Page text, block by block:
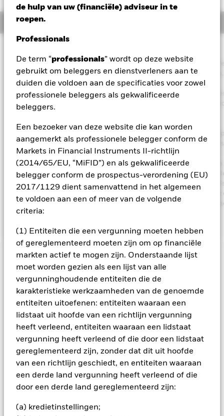
de hulp van uw (financiële) adviseur in te
roepen.
Professionals
De term “professionals” wordt op deze website
gebruikt om beleggers en dienstverleners aan te
duiden die voldoen aan de specificaties voor zowel
professionele beleggers als gekwalificeerde
beleggers.
Een bezoeker van deze website die kan worden
aangemerkt als professionele belegger conform de
Markets in Financial Instruments II-richtlijn
(2014/65/EU, “MiFID”) en als gekwalificeerde
belegger conform de prospectus-verordening (EU)
2017/1129 dient samenvattend in het algemeen
te voldoen aan een of meer van de volgende
criteria:
(1) Entiteiten die een vergunning moeten hebben
of gereglementeerd moeten zijn om op financiële
markten actief te mogen zijn. Onderstaande lijst
moet worden gezien als een lijst van alle
vergunninghoudende entiteiten die de
karakteristieke werkzaamheden van de genoemde
entiteiten uitoefenen: entiteiten waaraan een
lidstaat uit hoofde van een richtlijn vergunning
heeft verleend, entiteiten waaraan een lidstaat
vergunning heeft verleend of die door een lidstaat
gereglementeerd zijn, zonder dat dit uit hoofde
van een richtlijn geschiedt, en entiteiten waaraan
een derde land vergunning heeft verleend of die
door een derde land gereglementeerd zijn:
(a) kredietinstellingen;
Overzicht
Het Fonds streeft ernaar inkomsten uit uw belegging te
zonder afbreuk te doen aan de kapitaalopbouw op lange
een manier die verenigbaar is met de principes van duurzaam
beleggen en een beleggingsbeleid dat rekening houdt met
het vlak van milieu, maatschappij en governance (ESG). Het
vastrentende waarden. Hiertoe behoren obligaties en
geldmarktinstrumenten (d.w.z. schuldeffecten met een korte
Om bovengemiddelde inkomsten te verkrijgen, streeft het
gespreide bronnen van inkomsten via een verscheidenheid aan
dergelijke vastrentende overdraagbare effecten. De totale activa
het Fonds worden belegd in overeenstemming met zijn ESG-
zoals uiteengezet in het prospectus. Raadpleeg voor meer
de ESG-kenmerken het prospectus en de website van BlackRock
https://www.blackrock.com/corporate/literature/publication/
baseline-screens-in-europe-middleeast-and-africa.pdf
BELANGRIJKE GEGEVENS: Kapitaalrisico.
De waarde en
het rendement van beleggingen kunnen dalen en stijgen, en
zijn niet gegarandeerd. Beleggers verliezen mogelijk hun
oorspronkelijke inleg.
Kredietrisico, wijzigingen van rentevoeten en/of de
wanbetalingsquote van emittenten hebben een aanzienlijk
invloed op de prestaties van vastrentende effecten. Potentiële
of werkelijke verlagingen van de kredietrating kunnen het
risiconiveau verhogen. Voor Asset Backed Securities (ABS) en
als voor vastrentende effecten. Dergelijke
beleggingsinstrumenten zijn onderhevig aan een
liquiditeitsrisico, zij maken vaak gebruik van leningen en
activa weer. Derivaten kunnen bijzonder gevoelig zijn voor